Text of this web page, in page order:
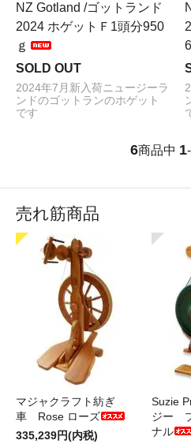
NZ Gotland /ゴットランド
2024 ホゲットＦ1頭分950
ｇ
SOLD OUT
2024年7月新入荷ニュージーラ
ンドのゴットランのホゲット
です
6商品中 1-
売れ筋商品
マジャクラフト紡ぎ
車 Rose ローズ
335,239円(内税)
Suzie
ジー
ナル